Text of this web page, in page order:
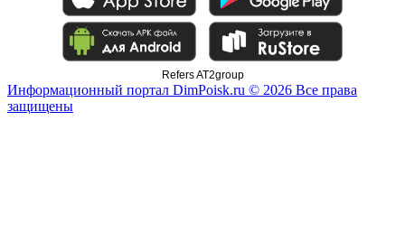
Refers AT2group
Информационный портал DimPoisk.ru © 2026 Все права
защищены